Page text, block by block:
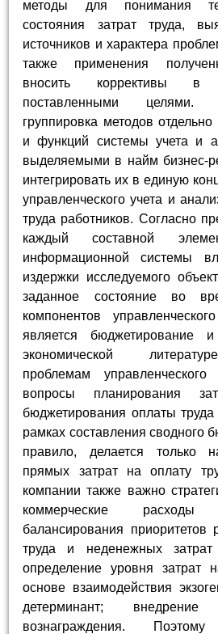
методы для понимания
состояния затрат труда,
источников и характера
также применения
вносить коррективы в
поставленными целями.
группировка методов
и функций системы учета и
выделяемыми в найм бизнес-
интегрировать их в единую
управленческого учета и
труда работников. Согласно
каждый составной
информационной системы
издержки исследуемого
заданное состояние во
компонентов
является бюджетирование
экономической
проблемам
вопросы планирования
бюджетирования оплаты
рамках составления сводного
правило, делается только
прямых затрат на оплату
компании также важно
коммерческие
балансирования приоритетов
труда и неденежных
определение уровня затрат
основе взаимодействия
детерминант;
вознаграждения. Поэтому